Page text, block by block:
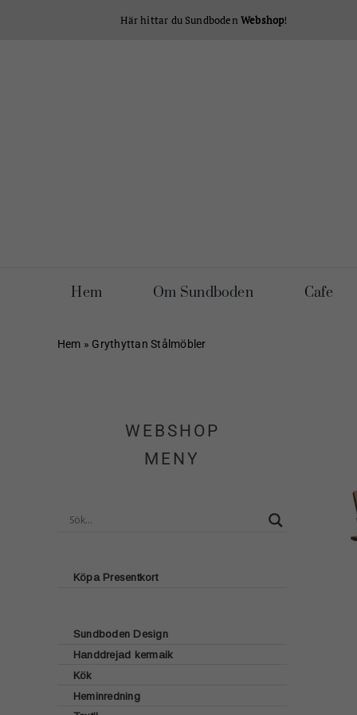
Här hittar du SundbodenWebshop!
Hem Om Sundboden Cafe
Hem » Grythyttan Stålmöbler
WEBSHOP
MENY
Köpa Presentkort
Sundboden Design
Glasunderlägg
Brickor
Bordstabletter
Handdrejad kermaik
Kök
Lattecup
Heminredning